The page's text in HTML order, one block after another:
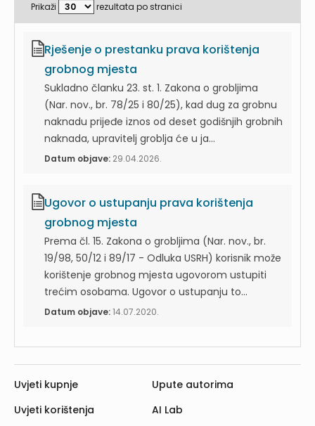
Prikaži rezultata po stranici
Rješenje o prestanku prava korištenja
grobnog mjesta
Sukladno članku 23. st. 1. Zakona o grobljima
(Nar. nov., br. 78/25 i 80/25), kad dug za grobnu
naknadu prijeđe iznos od deset godišnjih grobnih
naknada, upravitelj groblja će u ja...
Datum objave: 29.04.2026.
Ugovor o ustupanju prava korištenja
grobnog mjesta
Prema čl. 15. Zakona o grobljima (Nar. nov., br.
19/98, 50/12 i 89/17 - Odluka USRH) korisnik može
korištenje grobnog mjesta ugovorom ustupiti
trećim osobama. Ugovor o ustupanju to...
Datum objave:14.07.2020.
Uvjeti kupnje
Uvjeti korištenja
Upute autorima
AI Lab